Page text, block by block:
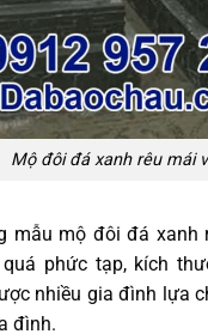
Mộ đôi đá xanh rêu mái
mẫu mộ đôi đá xanh
phức tạp, kích
nhiều gia đình lựa
đình.